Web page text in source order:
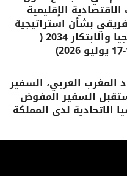
الإقليمية
بشأن استراتيجية
العلوم والتكنولوجيا والابتكار 2034 (
المغرب العربي، السفير
السفير المفوض
الاتحادية لدى المملكة